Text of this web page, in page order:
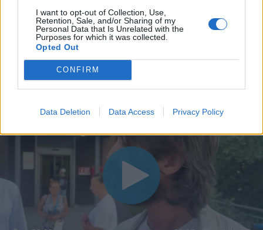
I want to opt-out of Collection, Use,
Retention, Sale, and/or Sharing of my
Personal Data that Is Unrelated with the
Purposes for which it was collected.
Opted Out
CONFIRM
Data Deletion Data Access Privacy Policy